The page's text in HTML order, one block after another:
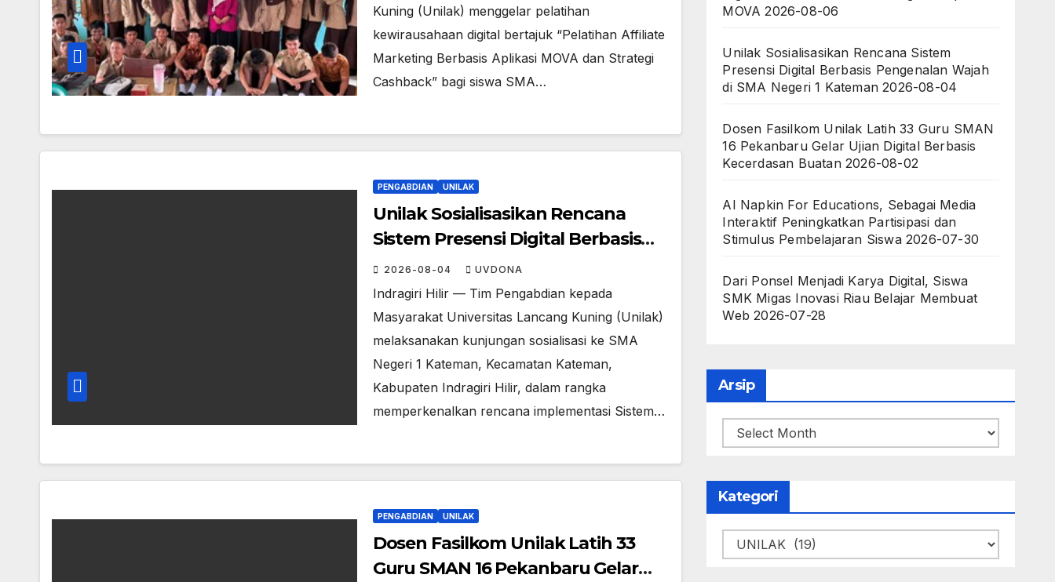
Kuning (Unilak) menggelar pelatihan
kewirausahaan digital bertajuk “Pelatihan Affiliate
Marketing Berbasis Aplikasi MOVA dan Strategi
Cashback” bagi siswa SMA…
PENGABDIAN UNILAK
Unilak Sosialisasikan Rencana
Sistem Presensi Digital Berbasis
Pengenalan Wajah di SMA Negeri 1
Kateman
2026-08-04 UVDONA
Indragiri Hilir — Tim Pengabdian kepada
Masyarakat Universitas Lancang Kuning (Unilak)
melaksanakan kunjungan sosialisasi ke SMA
Negeri 1 Kateman, Kecamatan Kateman,
Kabupaten Indragiri Hilir, dalam rangka
memperkenalkan rencana implementasi Sistem…
PENGABDIAN UNILAK
Dosen Fasilkom Unilak Latih 33
Guru SMAN 16 Pekanbaru Gelar
MOVA 2026-08-06
Unilak Sosialisasikan Rencana Sistem
Presensi Digital Berbasis Pengenalan Wajah
di SMA Negeri 1 Kateman 2026-08-04
Dosen Fasilkom Unilak Latih 33 Guru SMAN
16 Pekanbaru Gelar Ujian Digital Berbasis
Kecerdasan Buatan 2026-08-02
AI Napkin For Educations, Sebagai Media
Interaktif Peningkatkan Partisipasi dan
Stimulus Pembelajaran Siswa 2026-07-30
Dari Ponsel Menjadi Karya Digital, Siswa
SMK Migas Inovasi Riau Belajar Membuat
Web 2026-07-28
Arsip
Arsip
Kategori
Kategori